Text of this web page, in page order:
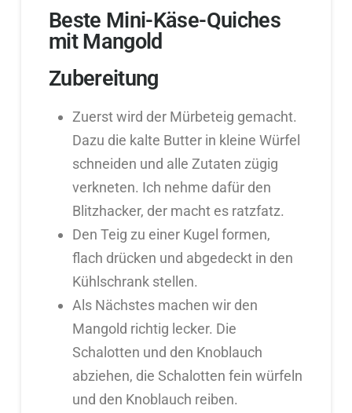
Beste Mini-Käse-Quiches
mit Mangold
Zubereitung
Zuerst wird der Mürbeteig gemacht.
Dazu die kalte Butter in kleine Würfel
schneiden und alle Zutaten zügig
verkneten. Ich nehme dafür den
Blitzhacker, der macht es ratzfatz.
Den Teig zu einer Kugel formen,
flach drücken und abgedeckt in den
Kühlschrank stellen.
Als Nächstes machen wir den
Mangold richtig lecker. Die
Schalotten und den Knoblauch
abziehen, die Schalotten fein würfeln
und den Knoblauch reiben.